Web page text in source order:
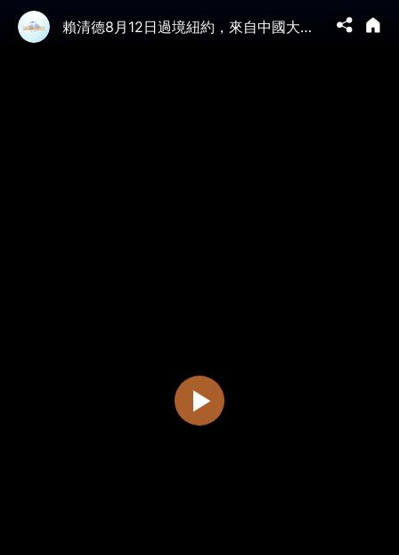
賴清德8月12日過境紐約，來自中國大陸的華人在酒店外歡迎，高喊「支持台灣」「打擊中共滲透」「消滅匪共」「光復大陸」，表達廣大中國大陸同胞拋棄中共，嚮往自由民主的強烈心聲！